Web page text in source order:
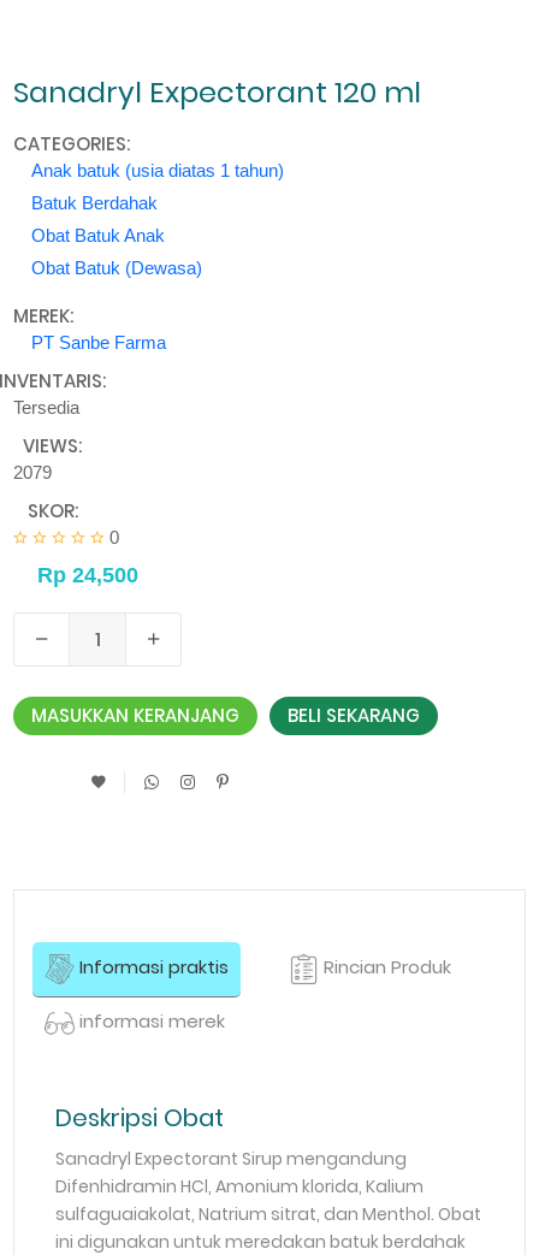
Sanadryl Expectorant 120 ml
CATEGORIES:
Anak batuk (usia diatas 1 tahun)
Batuk Berdahak
Obat Batuk Anak
Obat Batuk (Dewasa)
MEREK:
PT Sanbe Farma
INVENTARIS:
Tersedia
VIEWS:
2079
SKOR:
0
MASUKKAN KERANJANG BELI SEKARANG
Informasi praktis Rincian Produk
informasi merek
Deskripsi Obat
Sanadryl Expectorant Sirup mengandung
Difenhidramin HCl, Amonium klorida, Kalium
sulfaguaiakolat, Natrium sitrat, dan Menthol. Obat
ini digunakan untuk meredakan batuk berdahak